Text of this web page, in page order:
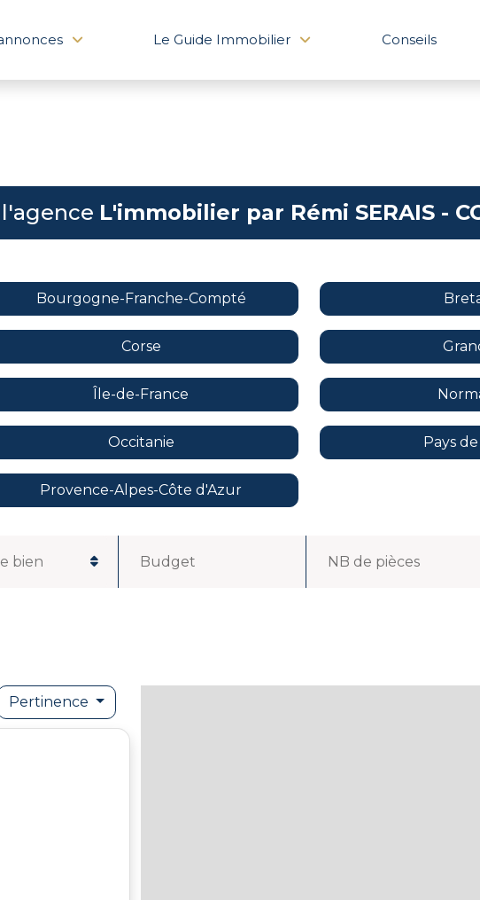
Le Guide Immobilier Conseils
L'immobilier par Rémi SERAIS -
Bourgogne-Franche-Compté
Corse
Île-de-France
Occitanie Pays
Provence-Alpes-Côte d'Azur
Budget NB de pièces
Pertinence